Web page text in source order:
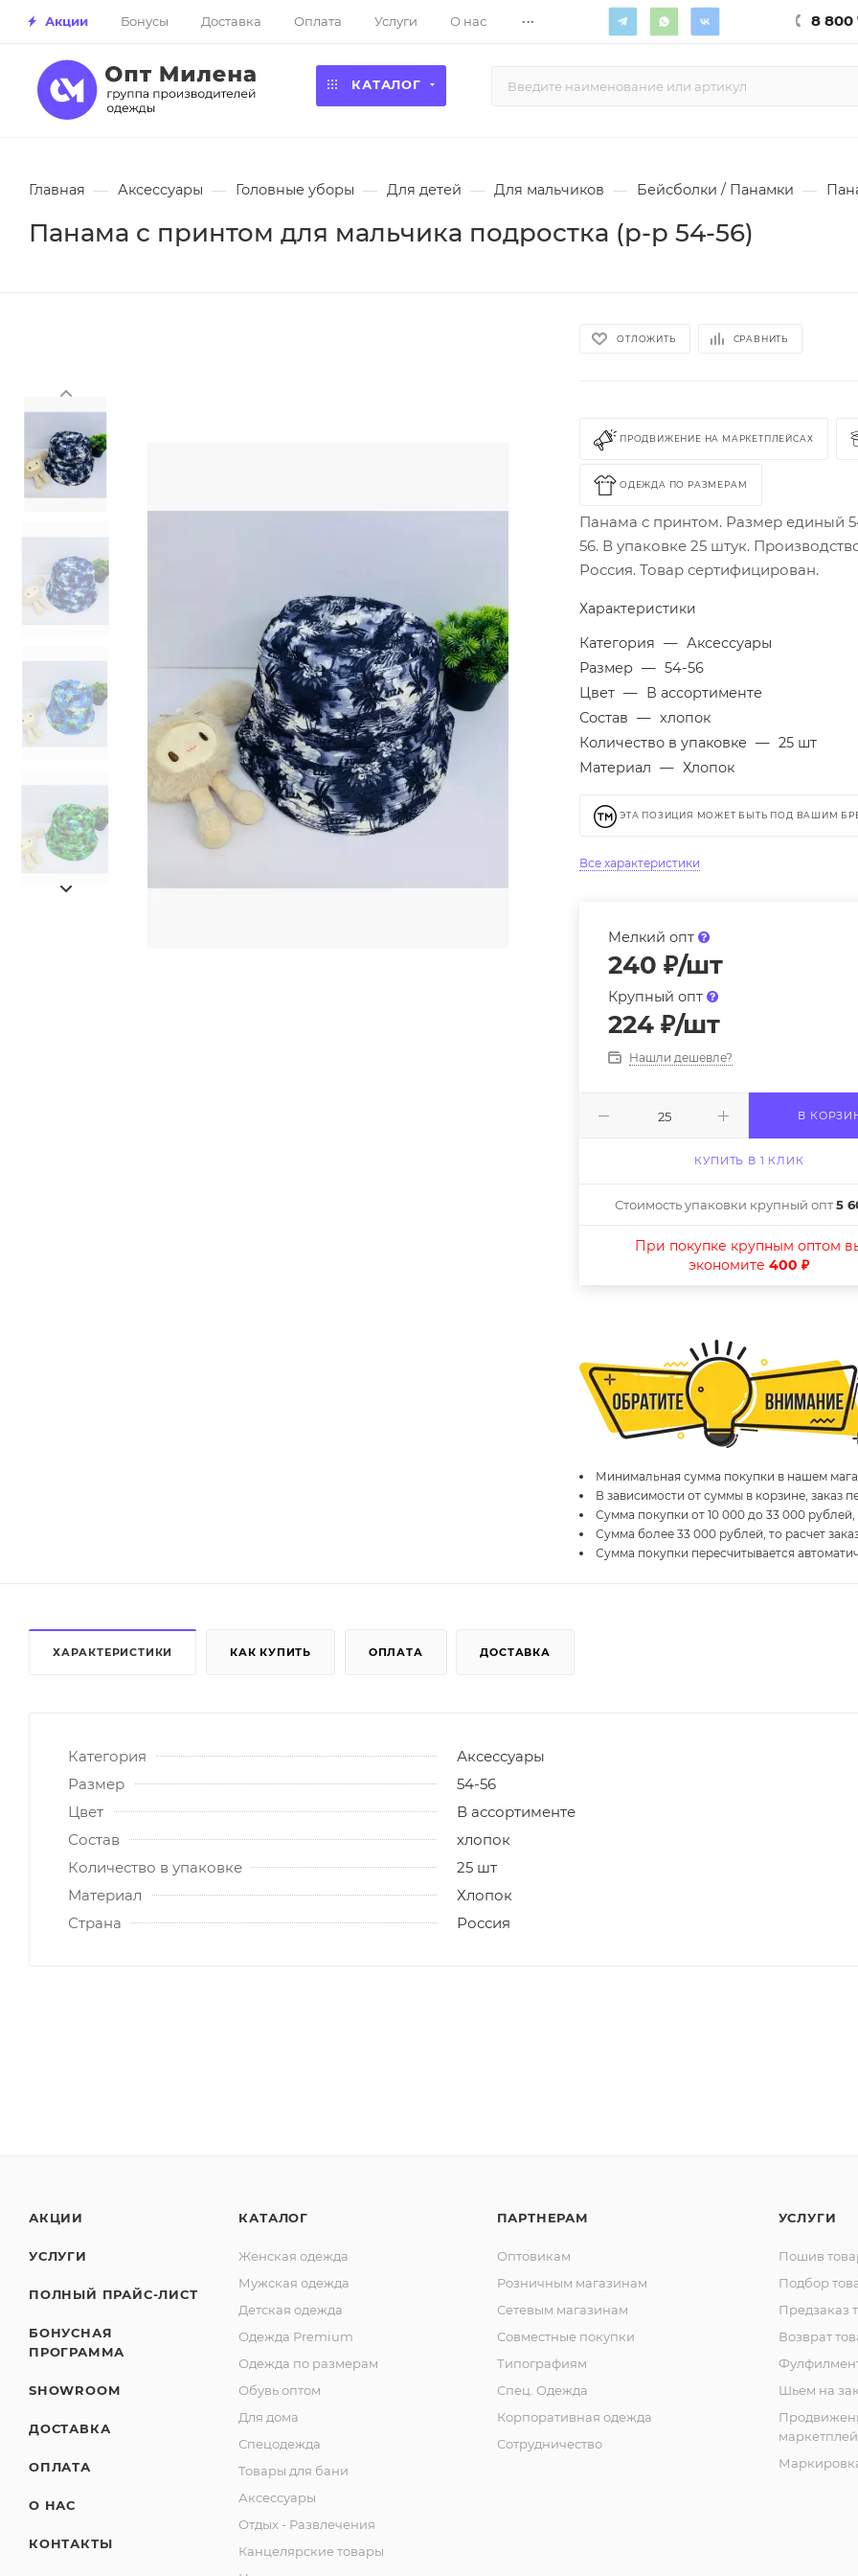
Акции Бонусы Доставка Оплата Услуги О нас ... 8 800
КАТАЛОГ
Главная — Аксессуары — Головные уборы — Для детей — Для мальчиков — Бейсболки / Панамки —
Панама с принтом для мальчика подростка (р-р 54-56)
ОТЛОЖИТЬ СРАВНИТЬ
ПРОДВИЖЕНИЕ НА МАРКЕТПЛЕЙСАХ
ОДЕЖДА ПО РАЗМЕРАМ
Панама с принтом. Размер единый
56. В упаковке 25 штук.
Россия. Товар сертифицирован.
Характеристики
Категория — Аксессуары
Размер — 54-56
Цвет — В ассортименте
Состав — хлопок
Количество в упаковке — 25 шт
Материал — Хлопок
ЭТА ПОЗИЦИЯ МОЖЕТ БЫТЬ ПОД ВАШИМ
Все характеристики
Мелкий опт
240 ₽/шт
Крупный опт
224 ₽/шт
Нашли дешевле?
В
КУПИТЬ В 1 КЛИК
Стоимость упаковки крупный опт5
При покупке крупным оптом
экономите400 ₽
Минимальная сумма покупки в нашем
В зависимости от суммы в корзине, заказ
Сумма покупки от 10 000 до 33 000 рублей,
Сумма более 33 000 рублей, то расчет
Сумма покупки пересчитывается
ХАРАКТЕРИСТИКИ КАК КУПИТЬ ОПЛАТА ДОСТАВКА
Категория
Аксессуары
Размер
54-56
Цвет
В ассортименте
Состав
хлопок
Количество в упаковке
25 шт
Материал
Хлопок
Страна
Россия
АКЦИИ
УСЛУГИ
ПОЛНЫЙ ПРАЙС-ЛИСТ
БОНУСНАЯ
ПРОГРАММА
SHOWROOM
ДОСТАВКА
ОПЛАТА
О НАС
КОНТАКТЫ
КАТАЛОГ
Женская одежда
Мужская одежда
Детская одежда
Одежда Premium
Одежда по размерам
Обувь оптом
Для дома
Спецодежда
Товары для бани
Аксессуары
Отдых - Развлечения
Канцелярские товары
ПАРТНЕРАМ
Оптовикам
Розничным магазинам
Сетевым магазинам
Совместные покупки
Типографиям
Спец. Одежда
Корпоративная одежда
Сотрудничество
УСЛУГИ
Пошив
Подбор
Предзаказ
Возврат
Шьем на